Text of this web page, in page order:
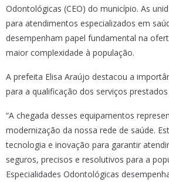
Odontológicas (CEO) do município. As
para atendimentos especializados em
desempenham papel fundamental na
maior complexidade à população.
A prefeita Elisa Araújo destacou a
para a qualificação dos serviços
“A chegada desses equipamentos
modernização da nossa rede de saúde.
tecnologia e inovação para garantir
seguros, precisos e resolutivos para a
Especialidades Odontológicas